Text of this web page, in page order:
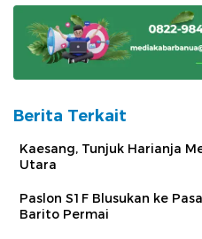
Berita Terkait
Kaesang, Tunjuk Harianja
Utara
Paslon S1F Blusukan ke
Barito Permai